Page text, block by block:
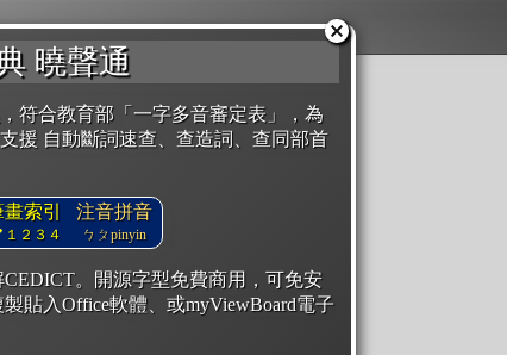
曉聲通
，符合教育部「一字多音審定表」，為
援 自動斷詞速查、查造詞、查同部首
畫索引
１２３４
注音拼音
ㄅㄆpinyin
。開源字型免費商用，可免安
製貼入Office軟體、或myViewBoard電子